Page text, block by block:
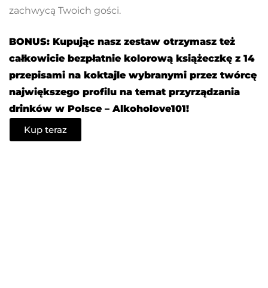
zachwycą Twoich gości.
BONUS: Kupując nasz zestaw otrzymasz też
całkowicie bezpłatnie kolorową książeczkę z 14
przepisami na koktajle wybranymi przez twórcę
największego profilu na temat przyrządzania
drinków w Polsce – Alkoholove101!
Kup teraz